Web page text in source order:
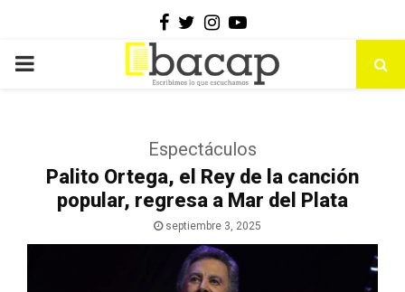
Facebook
Twitter
Instagram
Youtube
PRIMARY
Espectáculos
Palito Ortega, el Rey de la canción
popular, regresa a Mar del Plata
septiembre 3, 2025